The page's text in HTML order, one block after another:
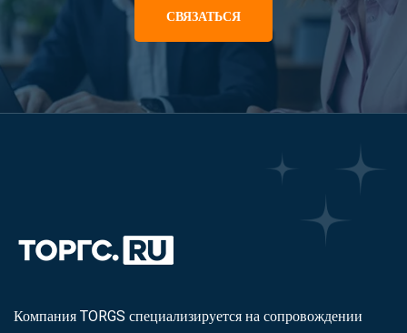
СВЯЗАТЬСЯ
Компания TORGS специализируется на сопровождении